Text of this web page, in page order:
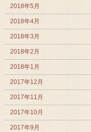
2018年5月
2018年4月
2018年3月
2018年2月
2018年1月
2017年12月
2017年11月
2017年10月
2017年9月